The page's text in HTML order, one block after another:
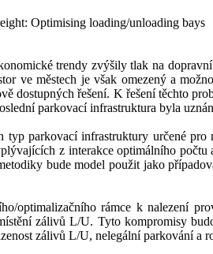
Optimising loading/unloading bays
trendy zvýšily tlak na
ve městech je však omezený a
dostupných řešení. K řešení těchto
parkovací infrastruktura byla
typ parkovací infrastruktury určené
z interakce optimálního
bude model použit jako
optimalizačního rámce k nalezení
zálivů L/U. Tyto kompromisy
zálivů L/U, nelegální parkování a